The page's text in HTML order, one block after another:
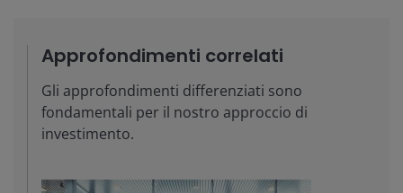
Approfondimenti correlati
Gli approfondimenti differenziati sono
fondamentali per il nostro approccio di
investimento.